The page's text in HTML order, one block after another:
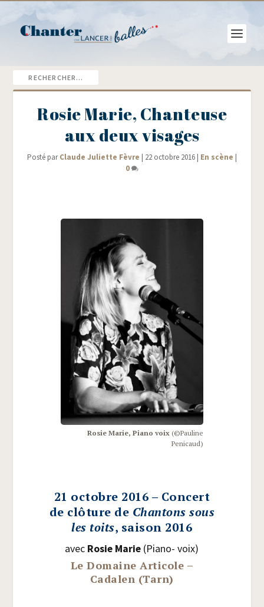
Rosie Marie, Chanteuse
aux deux visages
Posté parClaude Juliette Fèvre | 22 octobre 2016 | En scène |
0
Rosie Marie, Pia­no voix(©Pau­line
Penicaud)
21 octobre 2016 – Concert
de clôture de Chantons sous
les toits, saison 2016
avec Rosie Marie (Pia­no- voix)
Le Domaine Articole –
Cadalen (Tarn)